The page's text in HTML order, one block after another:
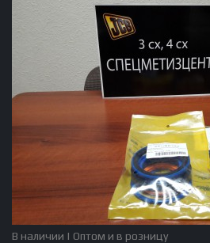
В наличии | Оптом и в розницу